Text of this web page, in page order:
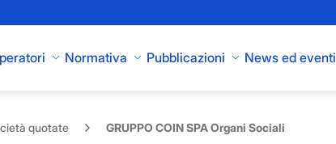
Normativa Pubblicazioni News ed eventi
quotate GRUPPO COIN SPA Organi Sociali